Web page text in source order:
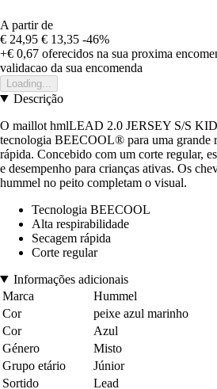
A partir de
€ 24,95 € 13,35 -46%
+€ 0,67 oferecidos na sua proxima
validacao da sua encomenda
Loading...
Descrição
O maillot hmlLEAD 2.0 JERSEY S/S
tecnologia BEECOOL® para uma grande
rápida. Concebido com um corte regular,
e desempenho para crianças ativas. Os
hummel no peito completam o visual.
Tecnologia BEECOOL
Alta respirabilidade
Secagem rápida
Corte regular
Informações adicionais
Marca
Hummel
Cor
peixe azul marinho
Cor
Azul
Género
Misto
Grupo etário
Júnior
Sortido
Lead